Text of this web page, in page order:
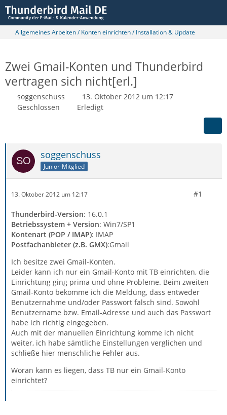
Allgemeines Arbeiten / Konten einrichten / Installation & Update
Zwei Gmail-Konten und Thunderbird
vertragen sich nicht[erl.]
soggenschuss
13. Oktober 2012 um 12:17
Geschlossen
Erledigt
soggenschuss
Junior-Mitglied
13. Oktober 2012 um 12:17 #1
Thunderbird-Version: 16.0.1
Betriebssystem + Version: Win7/SP1
Kontenart (POP / IMAP): IMAP
Postfachanbieter (z.B. GMX):Gmail
Ich besitze zwei Gmail-Konten.
Leider kann ich nur ein Gmail-Konto mit TB einrichten, die
Einrichtung ging prima und ohne Probleme. Beim zweiten
Gmail-Konto bekomme ich die Meldung, dass entweder
Benutzernahme und/oder Passwort falsch sind. Sowohl
Benutzername bzw. Email-Adresse und auch das Passwort
habe ich richtig eingegeben.
Auch mit der manuellen Einrichtung komme ich nicht
weiter, ich habe sämtliche Einstellungen verglichen und
schließe hier menschliche Fehler aus.
Woran kann es liegen, dass TB nur ein Gmail-Konto
einrichtet?